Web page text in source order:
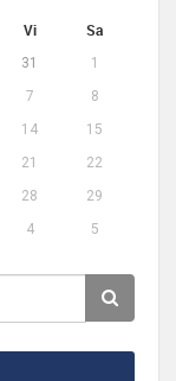
Vi Sa
31
1
7
8
14
15
21
22
28
29
4 5